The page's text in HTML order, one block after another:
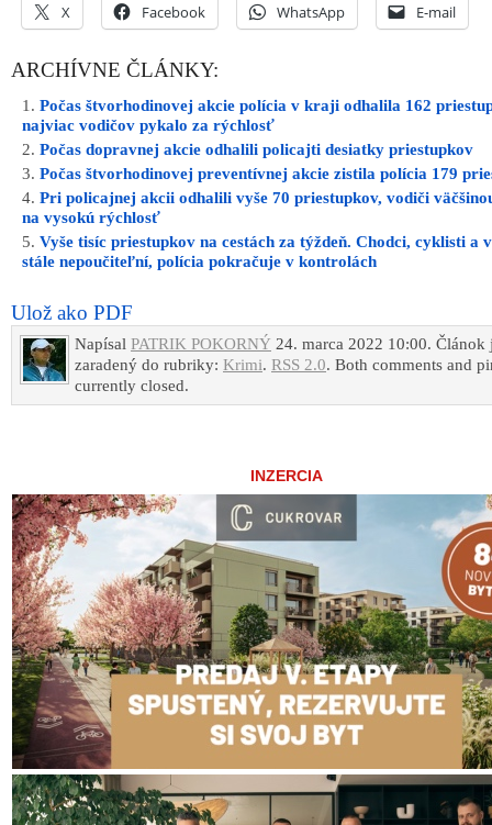
X Facebook WhatsApp E-mail
ARCHÍVNE ČLÁNKY:
Počas štvorhodinovej akcie polícia v kraji odhalila 162
najviac vodičov pykalo za rýchlosť
Počas dopravnej akcie odhalili policajti desiatky priestupkov
Počas štvorhodinovej preventívnej akcie zistila polícia 179
Pri policajnej akcii odhalili vyše 70 priestupkov, vodiči
na vysokú rýchlosť
Vyše tisíc priestupkov na cestách za týždeň. Chodci, cyklisti a
stále nepoučiteľní, polícia pokračuje v kontrolách
Ulož ako PDF
Napísal PATRIK POKORNÝ 24. marca 2022 10:00. Článok
zaradený do rubriky: Krimi. RSS 2.0. Both comments and
currently closed.
INZERCIA